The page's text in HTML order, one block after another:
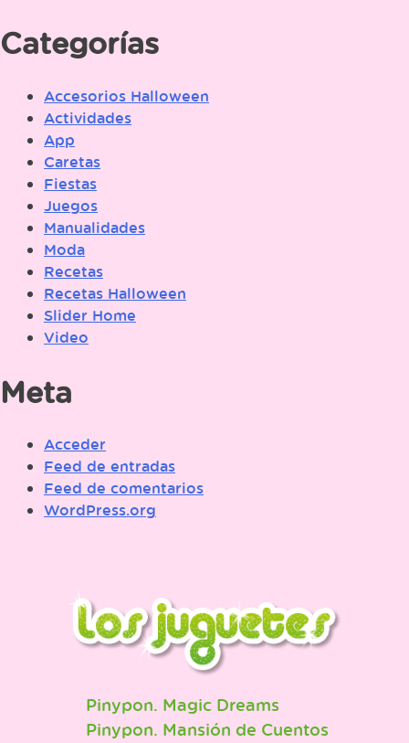
Categorías
Accesorios Halloween
Actividades
App
Caretas
Fiestas
Juegos
Manualidades
Moda
Recetas
Recetas Halloween
Slider Home
Video
Meta
Acceder
Feed de entradas
Feed de comentarios
WordPress.org
Pinypon. Magic Dreams
Pinypon. Mansión de Cuentos